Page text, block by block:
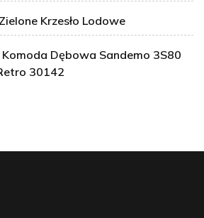
Krzesło Lodowe
Dębowa Sandemo 3S80
30142